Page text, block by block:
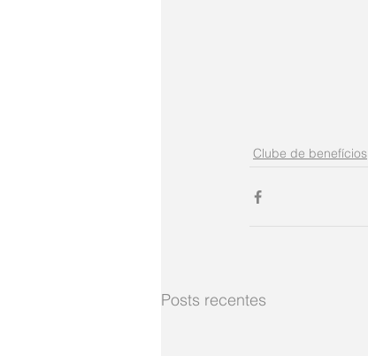
Clube de benefícios
Posts recentes